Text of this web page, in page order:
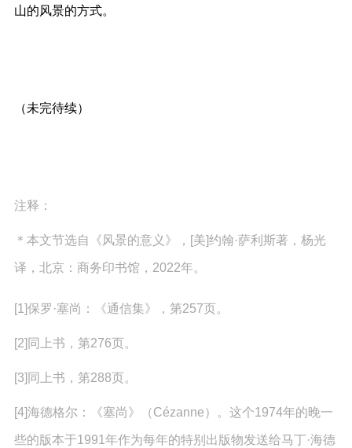
山的风景的方式。
（未完待续）
注释：
＊本文节选自《风景的意义》，[美]约翰·萨利斯著，杨光
译，北京：商务印书馆，2022年。
[1]保罗·塞尚：《通信集》，第257页。
[2]同上书，第276页。
[3]同上书，第288页。
[4]海德格尔：《塞尚》（Cézanne）。这个1974年的晚一
些的版本于1991年作为每年的特别出版物发送给马丁·海德